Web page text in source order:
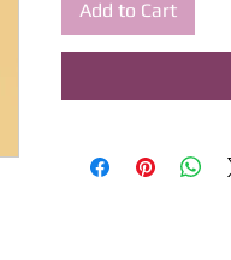
Add to Cart